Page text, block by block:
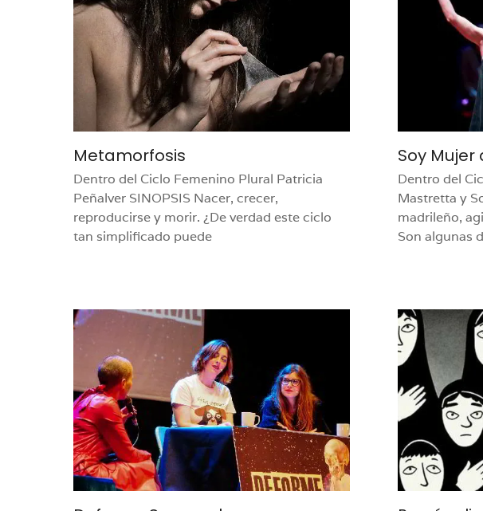
Metamorfosis
Dentro del Ciclo Femenino Plural Patricia
Peñalver SINOPSIS Nacer, crecer,
reproducirse y morir. ¿De verdad este ciclo
tan simplificado puede
Soy Mujer
Dentro del
Mastretta y
madrileño,
Son algunas